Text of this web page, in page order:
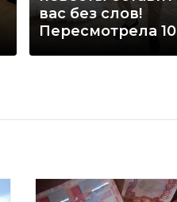
вас без слов!
Пересмотрела 10